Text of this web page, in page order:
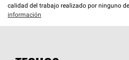
calidad del trabajo realizado por ninguno
información